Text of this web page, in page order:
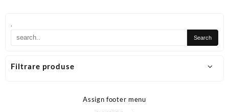
.
Filtrare produse
Assign footer menu